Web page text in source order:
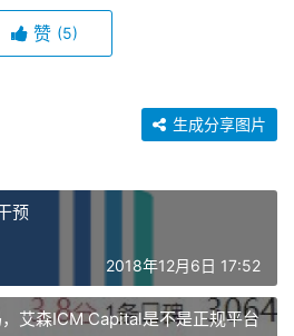
赞 (5)
生成分享图片
预
2018年12月6日 17:52
艾森ICM Capital是不是正规平台